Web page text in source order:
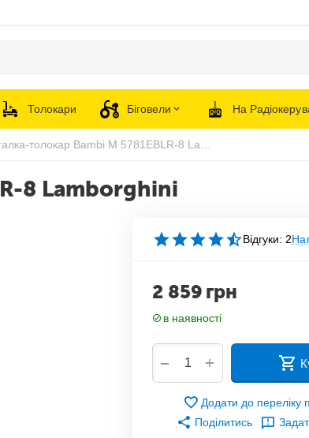
Толокари Біговели На
8 Lamborghini
Відгуки: 2
2 859 грн
в наявності
+
−
Додати до переліку
Поділитись